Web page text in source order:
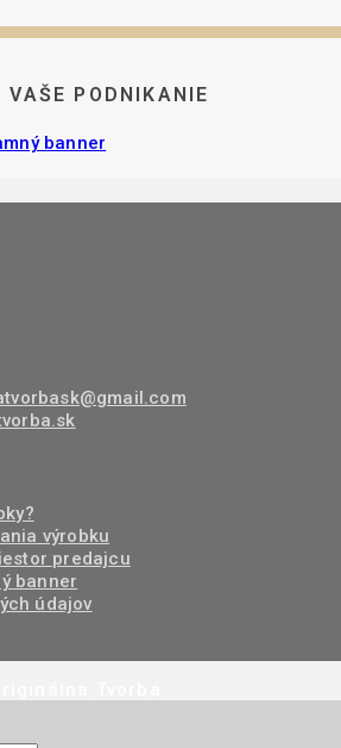
VAŠE PODNIKANIE
banner
výrobku
predajcu
banner
údajov